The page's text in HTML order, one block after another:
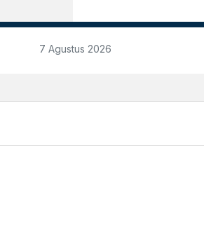
7 Agustus 2026